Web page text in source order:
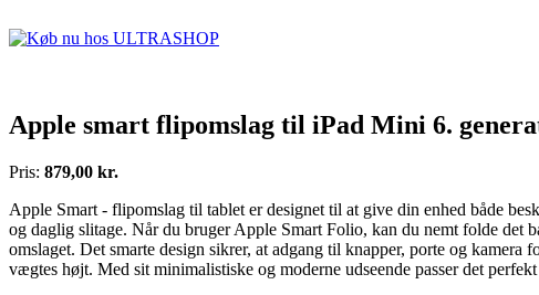
Apple smart flipomslag til iPad Mini 6.
Pris: 879,00 kr.
Apple Smart - flipomslag til tablet er designet til at give din enhed både
og daglig slitage. Når du bruger Apple Smart Folio, kan du nemt folde det
omslaget. Det smarte design sikrer, at adgang til knapper, porte og
vægtes højt. Med sit minimalistiske og moderne udseende passer det